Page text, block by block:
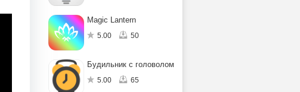
Magic Lantern
5.00 50
Будильник с головоломкой
5.00 65